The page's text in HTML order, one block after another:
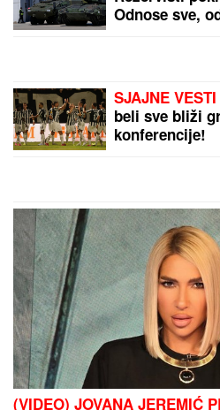
Zbog
dvoje dece:
dete, o